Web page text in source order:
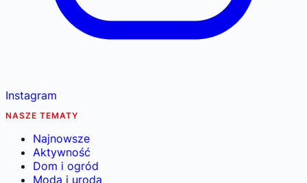
Instagram
NASZE TEMATY
Najnowsze
Aktywność
Dom i ogród
Moda i uroda